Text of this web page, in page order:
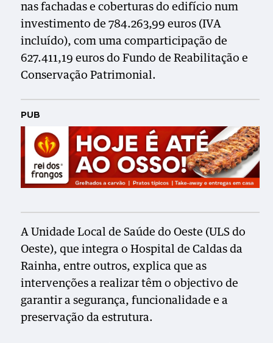
nas fachadas e coberturas do edifício num
investimento de 784.263,99 euros (IVA
incluído), com uma comparticipação de
627.411,19 euros do Fundo de Reabilitação e
Conservação Patrimonial.
PUB
A Unidade Local de Saúde do Oeste (ULS do
Oeste), que integra o Hospital de Caldas da
Rainha, entre outros, explica que as
intervenções a realizar têm o objectivo de
garantir a segurança, funcionalidade e a
preservação da estrutura.